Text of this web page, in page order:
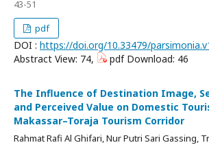
43-51
pdf
DOI : https://doi.org/10.33479/
Abstract View: 74,
pdf Download: 46
The Influence of Destination Image,
and Perceived Value on Domestic
Makassar–Toraja Tourism Corridor
Rahmat Rafi Al Ghifari, Nur Putri Sari Gassing,